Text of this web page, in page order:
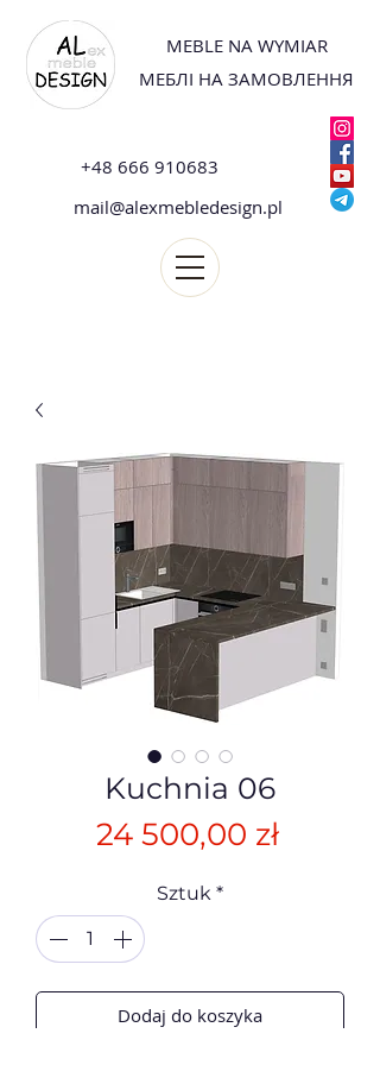
MEBLE NA WYMIAR
МЕБЛІ НА ЗАМОВЛЕННЯ
+48 666 910683
mail@alexmebledesign.pl
Kuchnia 06
24 500,00 złCena
Sztuk *
Dodaj do koszyka